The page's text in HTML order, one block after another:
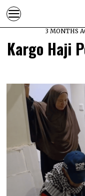
3 MONTHS
Kargo Haji